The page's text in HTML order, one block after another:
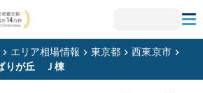
エリア相場情報 東京都
西東京市
りが丘 Ｊ棟